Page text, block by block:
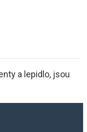
a lepidlo, jsou